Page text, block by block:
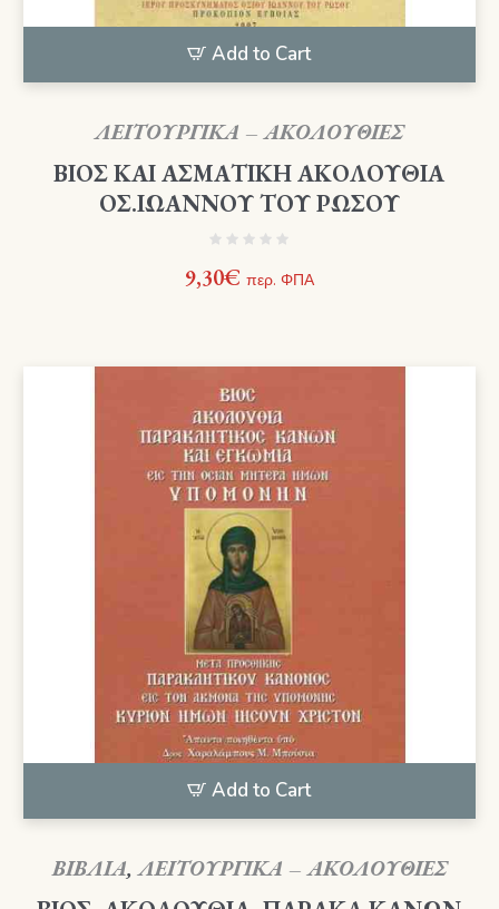
Add to Cart
ΛΕΙΤΟΥΡΓΙΚΑ – ΑΚΟΛΟΥΘΙΕΣ
ΒΙΟΣ ΚΑΙ ΑΣΜΑΤΙΚΗ ΑΚΟΛΟΥΘΙΑ
ΟΣ.ΙΩΑΝΝΟΥ ΤΟΥ ΡΩΣΟΥ
9,30€ περ. ΦΠΑ
Add to Cart
ΒΙΒΛΙΑ,ΛΕΙΤΟΥΡΓΙΚΑ – ΑΚΟΛΟΥΘΙΕΣ